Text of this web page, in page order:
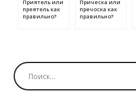
Приятель или
преятель как
правильно?
Прическа или
пречоска как
правильно?